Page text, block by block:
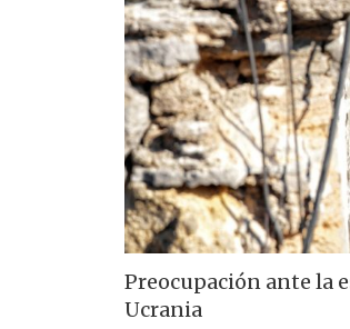
Preocupación ante la
Ucrania